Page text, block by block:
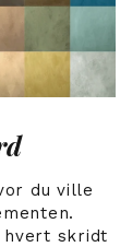
du ville
hvert skridt